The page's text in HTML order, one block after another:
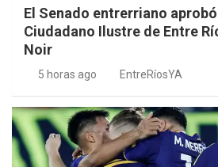
El Senado entrerriano
Ciudadano Ilustre de Entre
Noir
5 horas ago EntreRíosYA